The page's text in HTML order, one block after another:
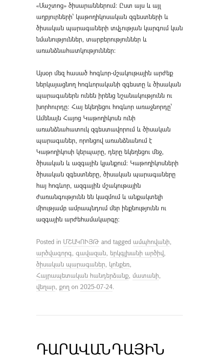
«Մաշտոց» ծիսարաններում։ Ըստ այս և այլ
աղբյուրների՝ կաթողիկոսական զգեստների և
ծիսական պարագաների տվչության կարգում կան
նմանություններ, տարբերություններ և
առանձնահատկություններ։
Այսօր մեզ հասած հոգևոր-մշակութային արժեք
ներկայացնող հոգևորականի զգեստը և ծիսական
պարագաներն ունեն իրենց նշանակությունն ու
խորհուրդը։ Հայ եկեղեցու հոգևոր առաջնորդը՝
Ամենայն Հայոց Կաթողիկոսն ունի
առանձնահատուկ զգեստավորում և ծիսական
պարագաներ, որոնցով առանձնանում է
Կաթողիկոսի կերպարը, դերը եկեղեցու մեջ,
ծիսական և ազգային կյանքում։ Կաթողիկոսների
ծիսական զգեստները, ծիսական պարագաները
հայ հոգևոր, ազգային մշակութային
ժառանգությունն են կազմում և անքակտելի
միությամբ ամրապնդում մեր ինքնությունն ու
ազգային արժեհամակարգը։
Posted in ՄՇԱԿՈՒՅԹ and tagged ամպհովանի,
արծվագորգ, գավազան, երկգլխանի արծիվ,
ծիսական պարագաներ, կոնքեռ,
Հայրապետական հանդերձանք, մատանի,
վեղար, քող on 2025-07-24.
ԴԱՐԱՎԱՆԴԱՅԻՆ